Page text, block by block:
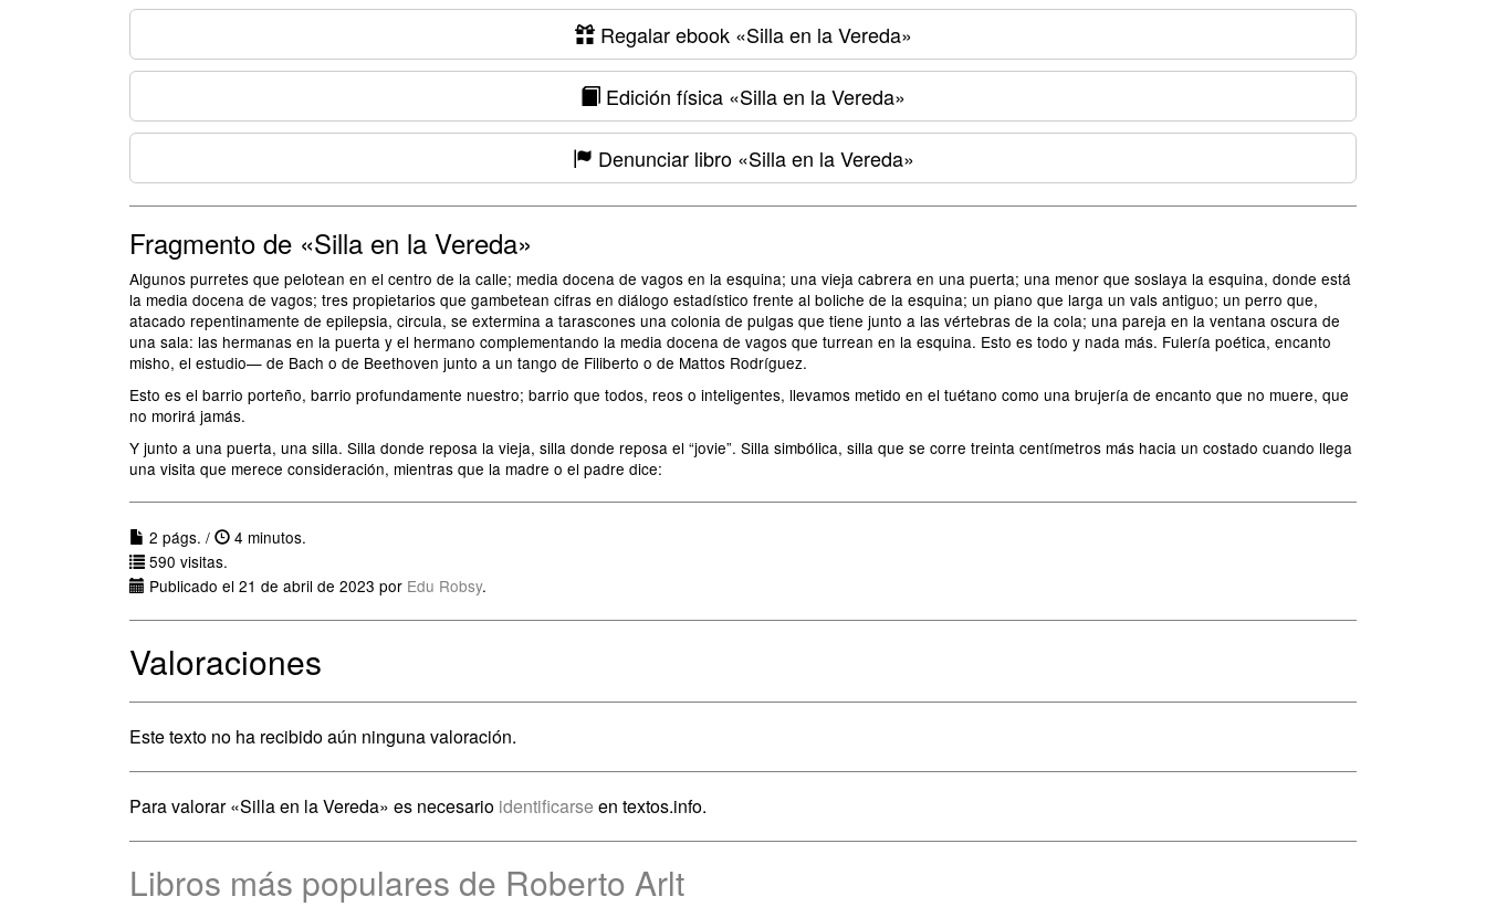
Regalar ebook«Silla en la Vereda»
Edición física «Silla en la Vereda»
Denunciar libro«Silla en la Vereda»
Fragmento de «Silla en la Vereda»
Algunos purretes que pelotean en el centro de la calle; media docena de vagos en la esquina; una vieja cabrera en una puerta; una menor que soslaya la esquina, donde está
la media docena de vagos; tres propietarios que gambetean cifras en diálogo estadístico frente al boliche de la esquina; un piano que larga un vals antiguo; un perro que,
atacado repentinamente de epilepsia, circula, se extermina a tarascones una colonia de pulgas que tiene junto a las vértebras de la cola; una pareja en la ventana oscura de
una sala: las hermanas en la puerta y el hermano complementando la media docena de vagos que turrean en la esquina. Esto es todo y nada más. Fulería poética, encanto
misho, el estudio— de Bach o de Beethoven junto a un tango de Filiberto o de Mattos Rodríguez.
Esto es el barrio porteño, barrio profundamente nuestro; barrio que todos, reos o inteligentes, llevamos metido en el tuétano como una brujería de encanto que no muere, que
no morirá jamás.
Y junto a una puerta, una silla. Silla donde reposa la vieja, silla donde reposa el “jovie”. Silla simbólica, silla que se corre treinta centímetros más hacia un costado cuando llega
una visita que merece consideración, mientras que la madre o el padre dice:
2 págs. /
4 minutos.
590 visitas.
Publicado el 21 de abril de 2023 por Edu Robsy.
Valoraciones
Este texto no ha recibido aún ninguna valoración.
Para valorar «Silla en la Vereda» es necesario identificarse en textos.info.
Libros más populares de Roberto Arlt